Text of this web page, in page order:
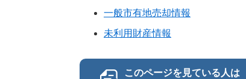
一般市有地売却情報
未利用財産情報
このページを見ている人は